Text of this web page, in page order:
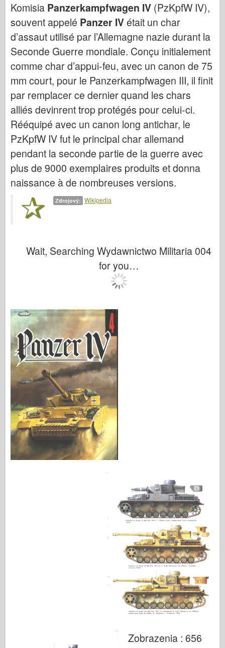
Meng Model
Tamiya
Tristar
Trumpeter (Volút)
Fotky na aplikáciu Albumy
Chodiť
Knihy
Dvd
Kontakt
le Denník
Súpravy
Komisia Panzerkampfwagen IV (PzKpfW IV),
souvent appelé Panzer IVétait un char
d’assaut utilisé par l’Allemagne nazie durant la
Seconde Guerre mondiale. Conçu initialement
comme char d’appui-feu, avec un canon de 75
mm court, pour le Panzerkampfwagen III, il finit
par remplacer ce dernier quand les chars
alliés devinrent trop protégés pour celui-ci.
Rééquipé avec un canon long antichar, le
PzKpfW IV fut le principal char allemand
pendant la seconde partie de la guerre avec
plus de 9000 exemplaires produits et donna
naissance à de nombreuses versions.
Zdrojový: Wikipedia
Wait, Searching Wydawnictwo Militaria 004
for you…
Zobrazenia : 656